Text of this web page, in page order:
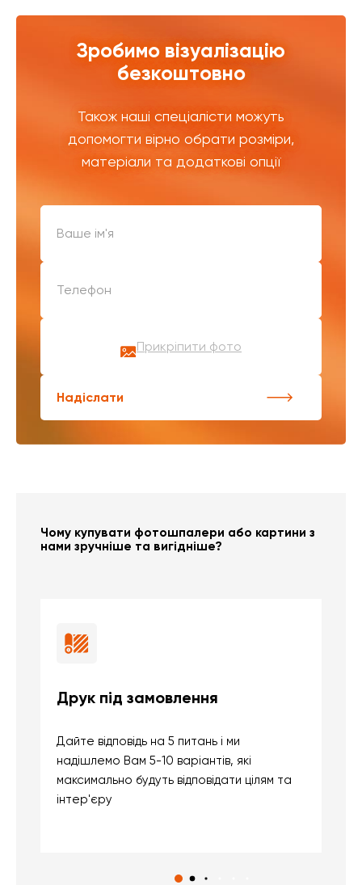
Зробимо візуалізацію
безкоштовно
Також наші спеціалісти можуть
допомогти вірно обрати розміри,
матеріали та додаткові опції
Прикріпити фото
Надіслати
Чому купувати фотошпалери або картини з
нами зручніше та вигідніше?
Друк під замовлення
Дайте відповідь на 5 питань і ми
надішлемо Вам 5-10 варіантів, які
максимально будуть відповідати цілям та
інтер'єру